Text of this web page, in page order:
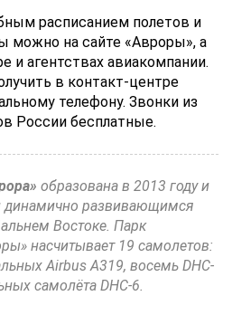
расписанием полетов и
можно на сайте «Авроры», а
и агентствах авиакомпании.
в контакт-центре
телефону. Звонки из
России бесплатные.
образована в 2013 году и
динамично развивающимся
Востоке. Парк
насчитывает 19 самолетов:
Airbus А319, восемь DHC-
самолёта DHC-6.